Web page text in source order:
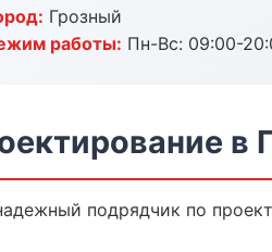
Грозный
работы: Пн-Вс: 09:00-
в
подрядчик по